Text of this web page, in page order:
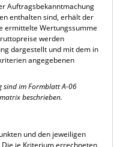
Auftragsbekanntmachung
enthalten sind, erhält der
ermittelte Wertungssumme
werden
dargestellt und mit dem in
angegebenen
sind im Formblatt A-06
beschrieben.
und den jeweiligen
je Kriterium errechneten